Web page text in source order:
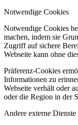
Notwendige Cookies
Notwendige Cookies
machen, indem sie
Zugriff auf sichere
Webseite kann ohne
Präferenz-Cookies
Informationen zu
Webseite verhält oder
oder die Region in der
Andere externe Dienste